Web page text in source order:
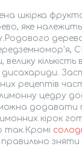
шкірка
яке
велику
рецептів
лимонну цедру
можна
кірок
так.Кромі
правильно